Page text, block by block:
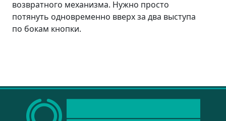
возвратного механизма. Нужно просто
потянуть одновременно вверх за два выступа
по бокам кнопки.